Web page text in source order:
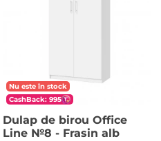
Nu este în stock
CashBack: 995
Dulap de birou Office
Line №8 - Frasin alb